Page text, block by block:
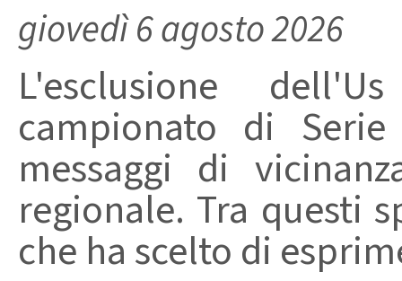
giovedì 6 agosto 2026
L'esclusione
campionato di
messaggi di
regionale. Tra questi
che ha scelto di